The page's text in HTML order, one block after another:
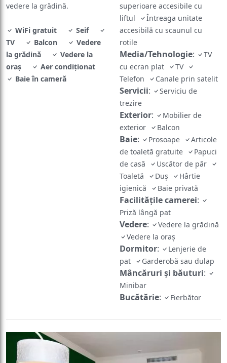
vedere la grădină.
WiFi gratuit
Seif
TV
Balcon
Vedere
la grădină
Vedere la
oraș
Aer condiționat
Baie în cameră
superioare accesibile cu
liftul
Întreaga unitate
accesibilă cu scaunul cu
rotile
Media/Tehnologie:
TV
cu ecran plat
TV
Telefon
Canale prin satelit
Servicii:
Serviciu de
trezire
Exterior:
Mobilier de
exterior
Balcon
Baie: Prosoape
Articole
de toaletă gratuite
Papuci
de casă
Uscător de păr
Toaletă
Duș
Hârtie
igienică
Baie privată
Facilităţile camerei:
Priză lângă pat
Vedere:
Vedere la grădină
Vedere la oraș
Dormitor:
Lenjerie de
pat
Garderobă sau dulap
Mâncăruri și băuturi:
Minibar
Bucătărie: Fierbător